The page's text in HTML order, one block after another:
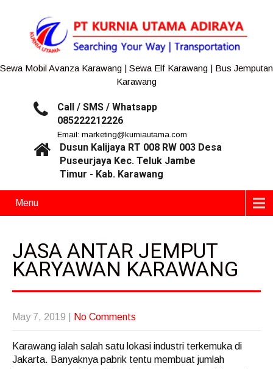
Sewa Mobil Avanza Karawang | Sewa Elf Karawang | Bus Jemputan
Karawang
Call / SMS / Whatsapp
085222212226
Email: marketing@kurniautama.com
Dusun Kalijaya RT 008 RW 003 Desa
Puseurjaya Kec. Teluk Jambe
Timur - Kab. Karawang
Menu
JASA ANTAR JEMPUT
KARYAWAN KARAWANG
May 7, 2019 No Comments
Karawang ialah salah satu lokasi industri terkemuka di
Jakarta. Banyaknya pabrik tentu membuat jumlah